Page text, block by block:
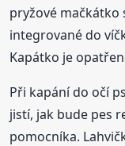
pryžové mačkátko
integrované do
Kapátko je
Při kapání do očí
jistí, jak bude pes
pomocníka.